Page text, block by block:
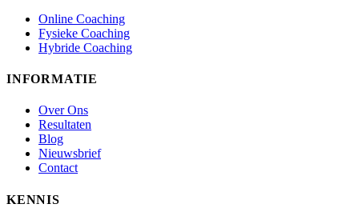
Online Coaching
Fysieke Coaching
Hybride Coaching
INFORMATIE
Over Ons
Resultaten
Blog
Nieuwsbrief
Contact
KENNIS